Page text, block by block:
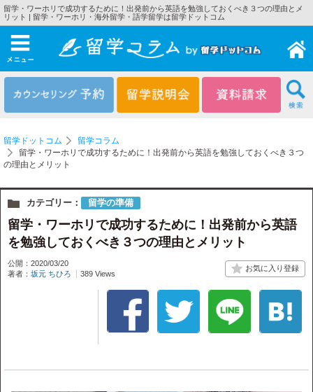
留学・ワーホリで成功するために！出発前から英語を勉強しておくべき３つの理由とメ
リット | 留学・ワーホリ・海外留学・語学留学は留学ドットコム
メニュー
留学ドットコム
留学コラム
留学・ワーホリで成功するために！出発前から英語を勉強しておくべき３つ
の理由とメリット
カテゴリー： 留学の準備
留学・ワーホリで成功するために！出発前から英語
を勉強しておくべき３つの理由とメリット
公開：2020/03/20
著者： 坂元 ちひろ 389 Views